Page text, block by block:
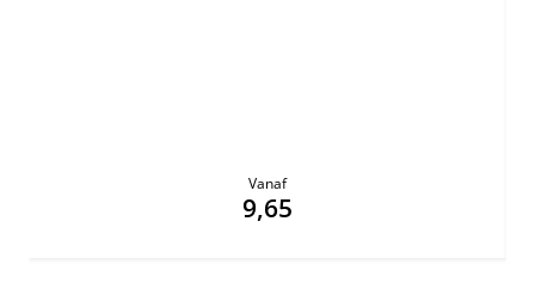
Vanaf
9,65